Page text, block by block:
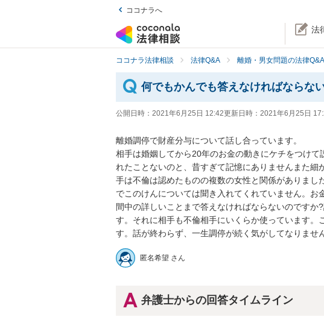
ココナラへ
法
ココナラ法律相談 法律Q&A 離婚・男女問題の法律Q&A
何でもかんでも答えなければならな
公開日時： 2021年6月25日 12:42更新日時： 2021年6月25日
離婚調停で財産分与について話し合っています。
相手は婚姻してから20年のお金の動きにケチをつけ
れたことないのと、昔すぎて記憶にありませんまた
手は不倫は認めたものの複数の女性と関係がありまし
でこのけんについては聞き入れてくれていません。
間中の詳しいことまで答えなければならないのですか
す。それに相手も不倫相手にいくらか使っています
す。話が終わらず、一生調停が続く気がしてなりません
匿名希望 さん
弁護士からの回答タイムライン